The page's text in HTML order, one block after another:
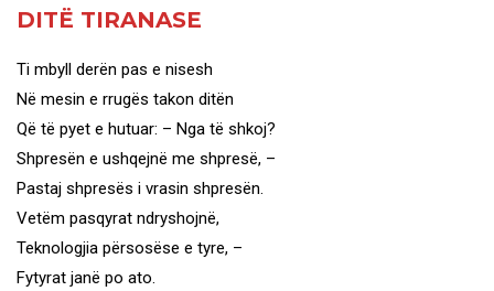
DITË TIRANASE
Ti mbyll derën pas e nisesh
Në mesin e rrugës takon ditën
Që të pyet e hutuar: – Nga të shkoj?
Shpresën e ushqejnë me shpresë, –
Pastaj shpresës i vrasin shpresën.
Vetëm pasqyrat ndryshojnë,
Teknologjia përsosëse e tyre, –
Fytyrat janë po ato.